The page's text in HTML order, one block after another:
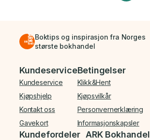
Boktips og inspirasjon fra Norges
største bokhandel
Bunnmeny
Kundeservice
Kundeservice
Kjøpshjelp
Kontakt oss
Gavekort
Betingelser
Klikk&Hent
Kjøpsvilkår
Personvernerklæring
Informasjonskapsler
Kundefordeler ARK Bokhandel